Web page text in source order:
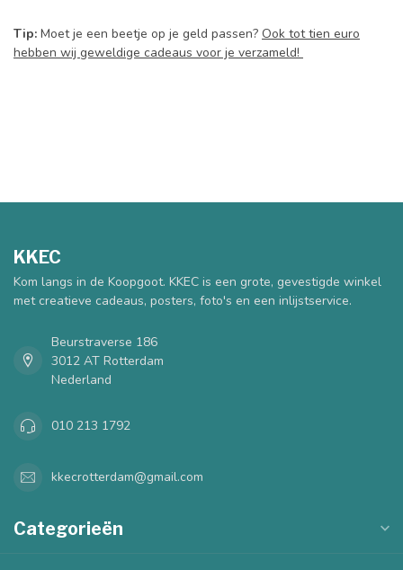
Tip: Moet je een beetje op je geld passen? Ook tot tien euro
hebben wij geweldige cadeaus voor je verzameld!
KKEC
Kom langs in de Koopgoot. KKEC is een grote, gevestigde winkel
met creatieve cadeaus, posters, foto's en een inlijstservice.
Beurstraverse 186
3012 AT Rotterdam
Nederland
010 213 1792
kkecrotterdam@gmail.com
Categorieën